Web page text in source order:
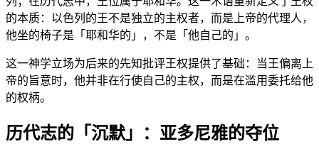
的本质：以色列的王不是独立的主权者，而是上帝的代理人，
他坐的椅子是「耶和华的」，不是「他自己的」。
这一神学立场为后来的先知批评王权提供了基础：当王偏离上
帝的旨意时，他并非在行使自己的主权，而是在滥用委托给他
的权柄。
历代志的「沉默」：亚多尼雅的夺位